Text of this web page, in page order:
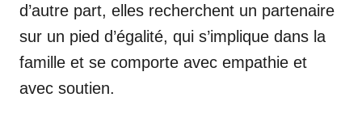
d’autre part, elles recherchent un partenaire
sur un pied d’égalité, qui s’implique dans la
famille et se comporte avec empathie et
avec soutien.